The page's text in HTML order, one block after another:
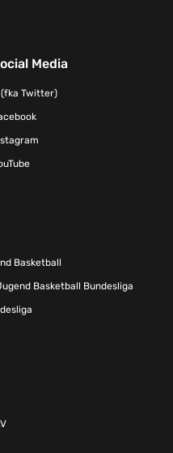
Media
(fka Twitter)
Basketball
Basketball Bundesliga